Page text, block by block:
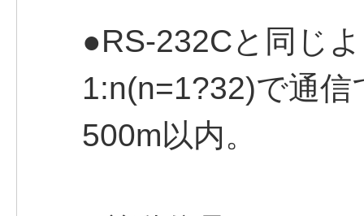
●RS-232Cと同じ
1:n(n=1?32)で通
500m以内。